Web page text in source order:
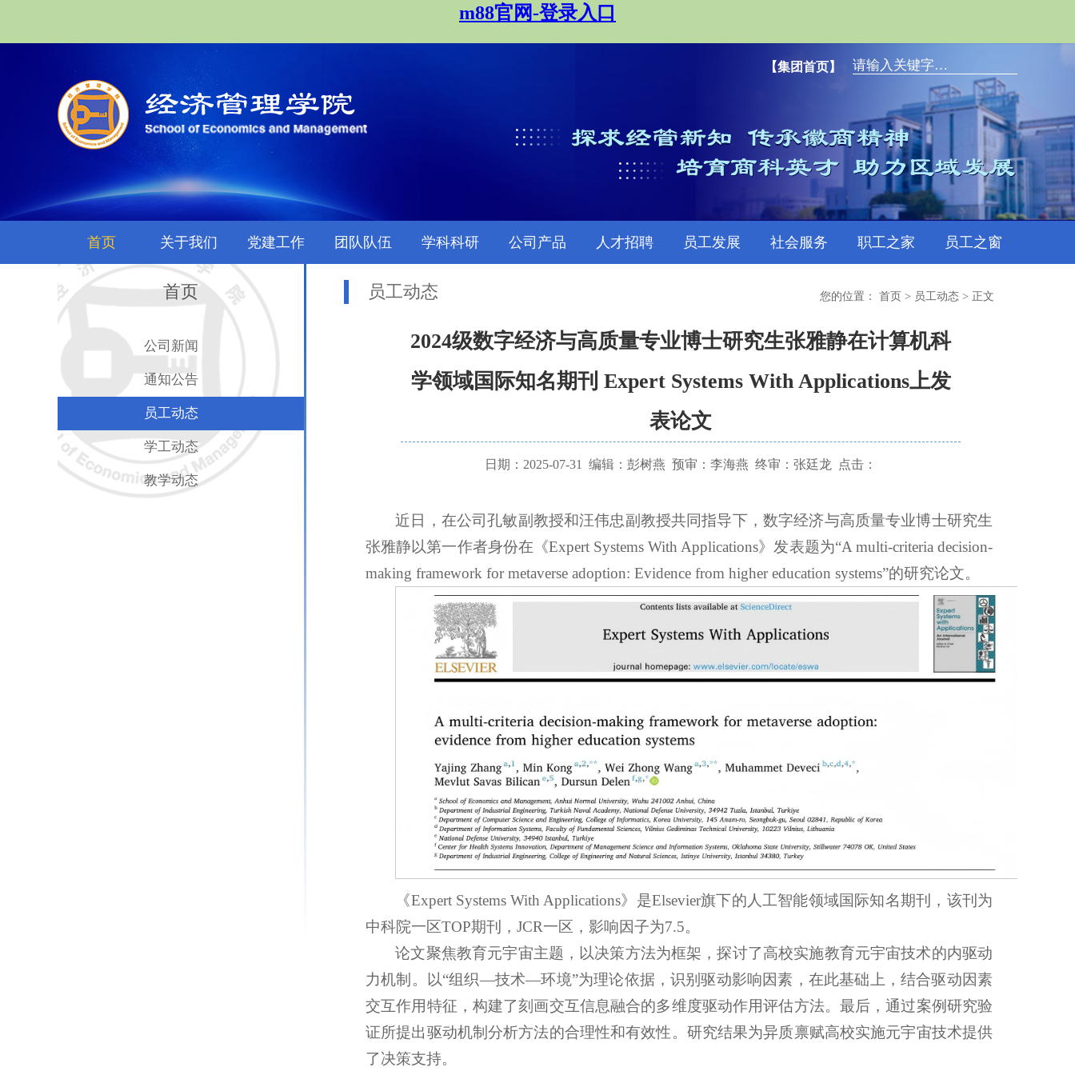
m88官网-登录入口
【集团首页】
首页 关于我们 党建工作 团队队伍 学科科研 公司产品 人才招聘 员工发展 社会服务 职工之家 员工之窗
首页
公司新闻
通知公告
员工动态
学工动态
教学动态
员工动态 您的位置： 首页 > 员工动态 > 正文
2024级数字经济与高质量专业博士研究生张雅静在计算机科
学领域国际知名期刊 Expert Systems With Applications上发
表论文
日期：2025-07-31 编辑：彭树燕 预审：李海燕 终审：张廷龙 点击：
近日，在公司孔敏副教授和汪伟忠副教授共同指导下，数字经济与高质量专业博士研究生
张雅静以第一作者身份在《Expert Systems With Applications》发表题为“A multi-criteria decision-
making framework for metaverse adoption: Evidence from higher education systems”的研究论文。
《Expert Systems With Applications》是Elsevier旗下的人工智能领域国际知名期刊，该刊为
中科院一区TOP期刊，JCR一区，影响因子为7.5。
论文聚焦教育元宇宙主题，以决策方法为框架，探讨了高校实施教育元宇宙技术的内驱动
力机制。以“组织—技术—环境”为理论依据，识别驱动影响因素，在此基础上，结合驱动因素
交互作用特征，构建了刻画交互信息融合的多维度驱动作用评估方法。最后，通过案例研究验
证所提出驱动机制分析方法的合理性和有效性。研究结果为异质禀赋高校实施元宇宙技术提供
了决策支持。